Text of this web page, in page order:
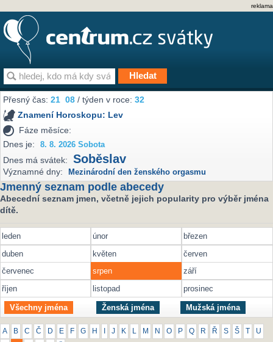
reklama
Přesný čas:21 08 / týden v roce:32
Znamení Horoskopu: Lev
Fáze měsíce:
Dnes je:
8. 8. 2026 Sobota
Dnes má svátek: Soběslav
Významné dny: Mezinárodní den ženského orgasmu
Jmenný seznam podle abecedy
Abecední seznam jmen, včetně jejich popularity pro výběr jména
dítě.
leden únor
březen
duben
květen
červen
červenec
srpen
září
říjen
listopad prosinec
Všechny jména Ženská jména Mužská jména
A B C Č D E F G H J K M N O P Q R Ř S Š U